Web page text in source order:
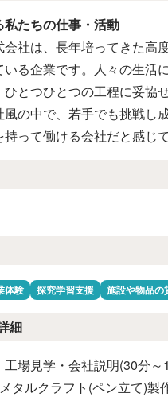
私たちの仕事・活動
社は、長年培ってきた高
いる企業です。人々の生活
ひとつひとつの工程に妥協
の中で、若手でも挑戦し
って働ける会社だと感じて
体験 探究学習支援 施設や物品の
細
工場見学・会社説明(30分
タルクラフト(ペン立て)製